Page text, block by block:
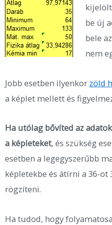
be új
bele
nem
Jobb esetben ilyenkor zöld
a képlet mellett és
Ha utólag bővíted az
a képleteket, és szükség
esetben a legegyszerűbb
képletekbe és átírni a 36-ot
rögzíteni.
Ha tudod, hogy